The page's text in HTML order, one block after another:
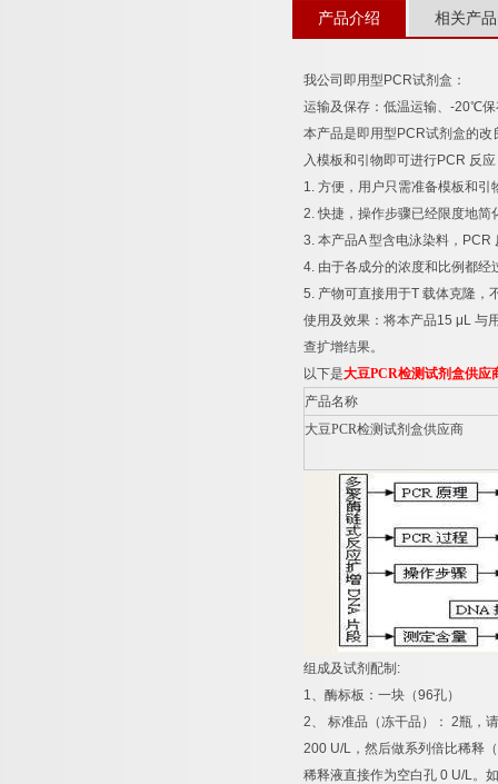
产品介绍 相关产品
我公司即用型 PCR试剂盒：
运输及保存：低温运输、 -20℃
本产品是即用型 PCR试剂盒的改
入模板和引物即可进行PCR 反
1. 方便，用户只需准备模板和引
2.快捷，操作步骤已经限度地简
3. 本产品A型含电泳染料， PCR
4. 由于各成分的浓度和比例都
5. 产物可直接用于T 载体克隆，
使用及效果：将本产品15 μL 与
查扩增结果。
以下是大豆PCR检测试剂盒供应
产品名称
大豆PCR检测试剂盒供应商
组成及试剂配制 :
1、酶标板：一块（96孔）
2、 标准品（冻干品）： 2瓶，
200 U/L ，然后做系列倍比稀释
稀释液直接作为空白孔 0 U/L。